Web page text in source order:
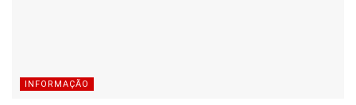
INFORMAÇÃO